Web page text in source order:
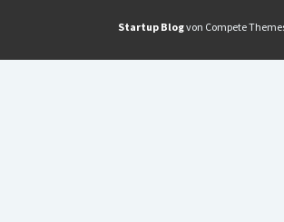
Startup Blogvon Compete